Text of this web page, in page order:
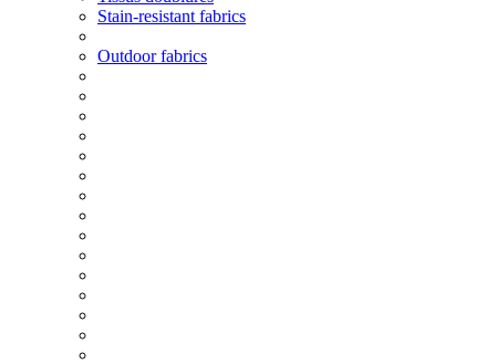
Stain-resistant fabrics
Outdoor fabrics